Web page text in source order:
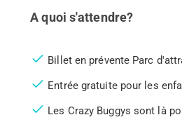
A quoi s'attendre?
Billet en prévente Parc
Entrée gratuite pour les
Les Crazy Buggys sont là